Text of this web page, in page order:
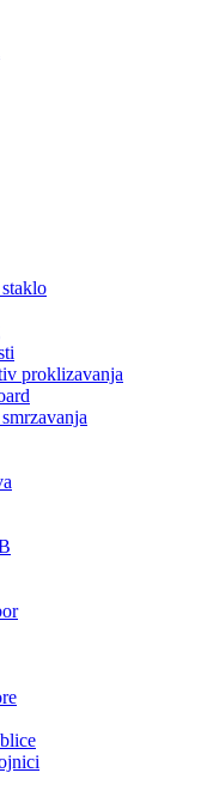
proklizavanja